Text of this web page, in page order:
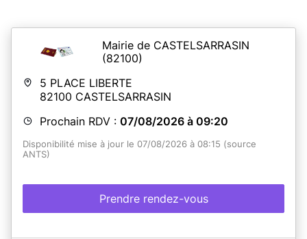
Mairie de CASTELSARRASIN
(82100)
5 PLACE LIBERTE
82100 CASTELSARRASIN
Prochain RDV : 07/08/2026 à 09:20
Disponibilité mise à jour le 07/08/2026 à 08:15 (source
ANTS)
Prendre rendez-vous